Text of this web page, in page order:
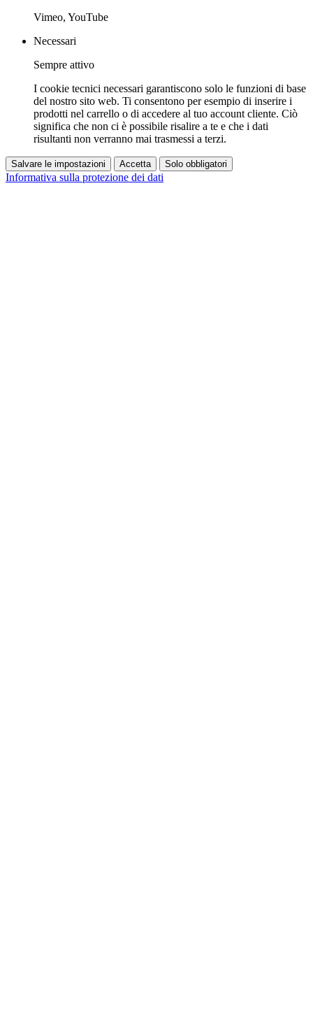
Vimeo, YouTube
Necessari
Sempre attivo
I cookie tecnici necessari garantiscono solo le funzioni di base
del nostro sito web. Ti consentono per esempio di inserire i
prodotti nel carrello o di accedere al tuo account cliente. Ciò
significa che non ci è possibile risalire a te e che i dati
risultanti non verranno mai trasmessi a terzi.
Salvare le impostazioni Accetta Solo obbligatori
Informativa sulla protezione dei dati